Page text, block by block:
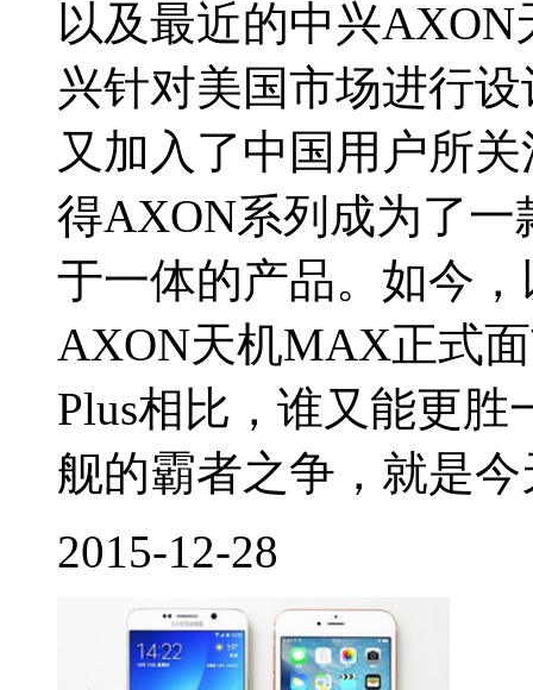
以及最近的中兴
兴针对美国市场进行
又加入了中国用户所
得AXON系列成为了
于一体的产品。如今
AXON天机MAX正式
Plus相比，谁又能更
舰的霸者之争，就是
2015-12-28